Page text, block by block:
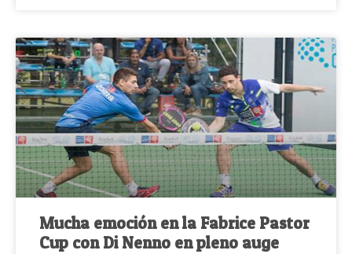
Mucha emoción en la Fabrice Pastor
Cup con Di Nenno en pleno auge